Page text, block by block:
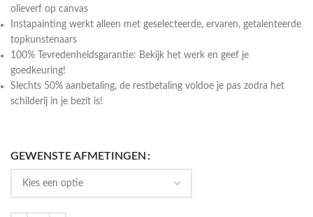
olieverf op canvas
Instapainting werkt alleen met geselecteerde, ervaren, getalenteerde
topkunstenaars
100% Tevredenheidsgarantie: Bekijk het werk en geef je
goedkeuring!
Slechts 50% aanbetaling, de restbetaling voldoe je pas zodra het
schilderij in je bezit is!
GEWENSTE AFMETINGEN